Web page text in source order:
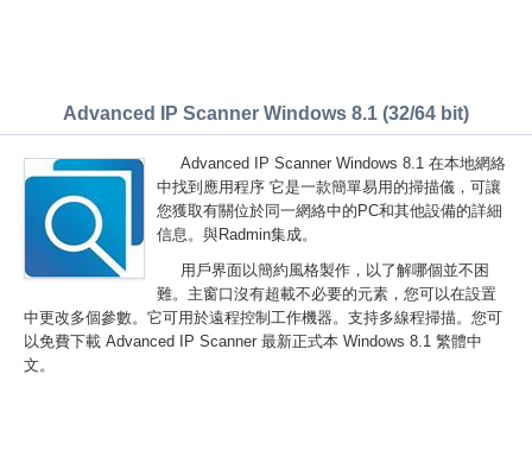
Advanced IP Scanner Windows 8.1 (32/64 bit)
Advanced IP Scanner Windows 8.1 在本地網絡
中找到應用程序 它是一款簡單易用的掃描儀，可讓
您獲取有關位於同一網絡中的PC和其他設備的詳細
信息。與Radmin集成。
用戶界面以簡約風格製作，以了解哪個並不困
難。主窗口沒有超載不必要的元素，您可以在設置
中更改多個參數。它可用於遠程控制工作機器。支持多線程掃描。您可
以免費下載 Advanced IP Scanner 最新正式本 Windows 8.1 繁體中
文。